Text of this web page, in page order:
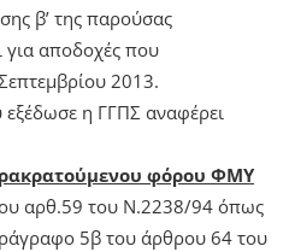
β’ της παρούσας
αποδοχές που
2013.
η ΓΓΠΣ αναφέρει
φόρου ΦΜΥ
αρθ.59 του Ν.2238/94 όπως
5β του άρθρου 64 του